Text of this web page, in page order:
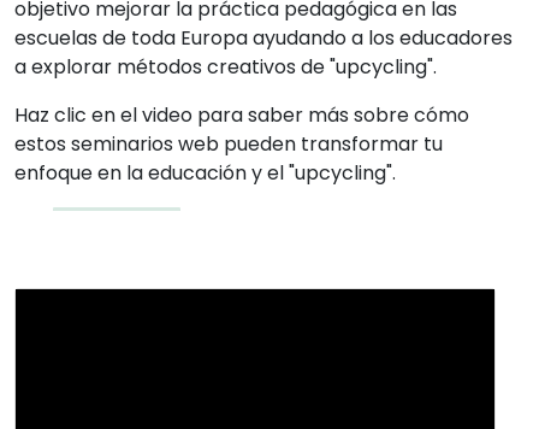
objetivo mejorar la práctica pedagógica en las
escuelas de toda Europa ayudando a los educadores
a explorar métodos creativos de "upcycling".
Haz clic en el video para saber más sobre cómo
estos seminarios web pueden transformar tu
enfoque en la educación y el "upcycling".